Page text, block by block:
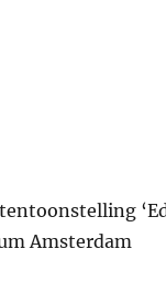
Amsterdam